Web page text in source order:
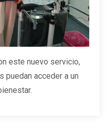
este nuevo servicio,
puedan acceder a un